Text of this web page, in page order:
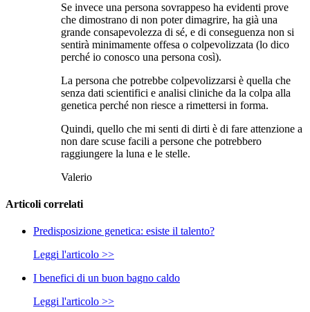
Se invece una persona sovrappeso ha evidenti prove
che dimostrano di non poter dimagrire, ha già una
grande consapevolezza di sé, e di conseguenza non si
sentirà minimamente offesa o colpevolizzata (lo dico
perché io conosco una persona così).
La persona che potrebbe colpevolizzarsi è quella che
senza dati scientifici e analisi cliniche da la colpa alla
genetica perché non riesce a rimettersi in forma.
Quindi, quello che mi senti di dirti è di fare attenzione a
non dare scuse facili a persone che potrebbero
raggiungere la luna e le stelle.
Valerio
Articoli correlati
Predisposizione genetica: esiste il talento?
Leggi l'articolo >>
I benefici di un buon bagno caldo
Leggi l'articolo >>